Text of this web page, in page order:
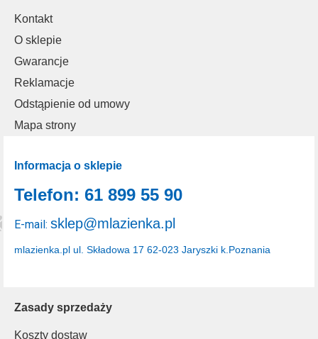
Kontakt
O sklepie
Gwarancje
Reklamacje
Odstąpienie od umowy
Mapa strony
Zasady sprzedaży
Koszty dostaw
Informacja o sklepie
mlazienka.pl ul. Składowa 17 62-023 Jaryszki k.Poznania
Telefon: 61 899 55 90
E-mail: sklep@mlazienka.pl